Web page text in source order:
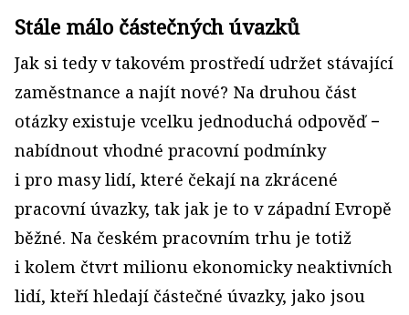
Stále málo částečných úvazků
Jak si tedy v takovém prostředí udržet stávající
zaměstnance a najít nové? Na druhou část
otázky existuje vcelku jednoduchá odpověď −
nabídnout vhodné pracovní podmínky
i pro masy lidí, které čekají na zkrácené
pracovní úvazky, tak jak je to v západní Evropě
běžné. Na českém pracovním trhu je totiž
i kolem čtvrt milionu ekonomicky neaktivních
lidí, kteří hledají částečné úvazky, jako jsou